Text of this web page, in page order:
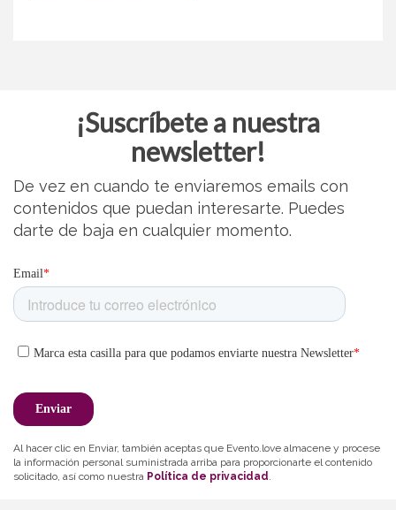
¡Suscríbete a nuestra
newsletter!
De vez en cuando te enviaremos emails con
contenidos que puedan interesarte. Puedes
darte de baja en cualquier momento.
Al hacer clic en Enviar, también aceptas que Evento.love almacene y procese
la información personal suministrada arriba para proporcionarte el contenido
solicitado, así como nuestra Política de privacidad